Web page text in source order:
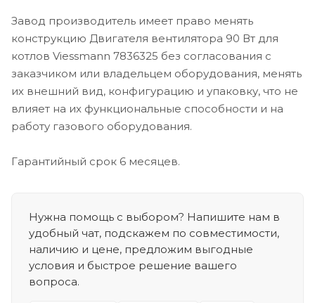
Завод производитель имеет право менять
конструкцию Двигателя вентилятора 90 Вт для
котлов Viessmann 7836325 без согласования с
заказчиком или владельцем оборудования, менять
их внешний вид, конфигурацию и упаковку, что не
влияет на их функциональные способности и на
работу газового оборудования.
Гарантийный срок 6 месяцев.
Нужна помощь с выбором? Напишите нам в
удобный чат, подскажем по совместимости,
наличию и цене, предложим выгодные
условия и быстрое решение вашего
вопроса.